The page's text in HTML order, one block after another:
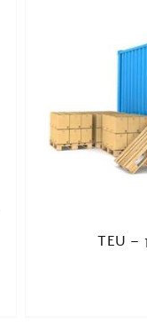
נפח של מכולה נמדד ביחידות ששמן TEU –